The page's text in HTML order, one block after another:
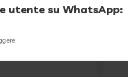
utente su WhatsApp: